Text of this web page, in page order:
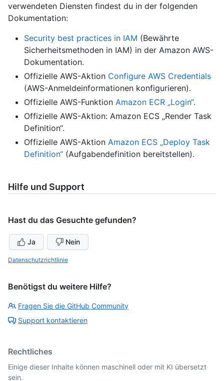
verwendeten Diensten findest du in der folgenden
Dokumentation:
Security best practices in IAM (Bewährte
Sicherheitsmethoden in IAM) in der Amazon AWS-
Dokumentation.
Offizielle AWS-Aktion Configure AWS Credentials
(AWS-Anmeldeinformationen konfigurieren).
Offizielle AWS-Funktion Amazon ECR „Login“.
Offizielle AWS-Aktion: Amazon ECS „Render Task
Definition“.
Offizielle AWS-Aktion Amazon ECS „Deploy Task
Definition“ (Aufgabendefinition bereitstellen).
Hilfe und Support
Hast du das Gesuchte gefunden?
Ja Nein
Datenschutzrichtlinie
Benötigst du weitere Hilfe?
Fragen Sie die GitHub Community
Support kontaktieren
Rechtliches
Einige dieser Inhalte können maschinell oder mit KI übersetzt
sein.